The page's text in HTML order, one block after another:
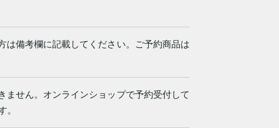
は備考欄に記載してください。ご予約商品は
ません。オンラインショップで予約受付して
。